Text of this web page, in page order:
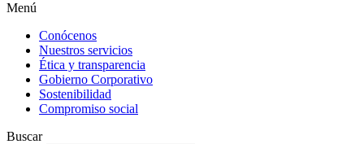
Menú
Conócenos
Nuestros servicios
Ética y transparencia
Gobierno Corporativo
Sostenibilidad
Compromiso social
Buscar